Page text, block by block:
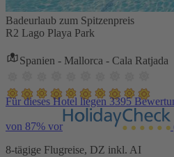
Badeurlaub zum Spitzenpreis
R2 Lago Playa Park
Spanien - Mallorca - Cala Ratjada
Für dieses Hotel liegen 3395
von 87% vor
8-tägige Flugreise, DZ inkl. AI